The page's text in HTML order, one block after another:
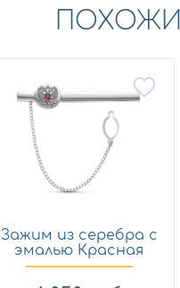
Зажим из серебра с
эмалью Красная
Пре...